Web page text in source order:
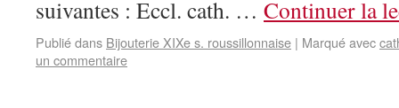
suivantes : Eccl. cath. … Continuer la
Publié dans Bijouterie XIXe s. roussillonnaise | Marqué avec
un commentaire